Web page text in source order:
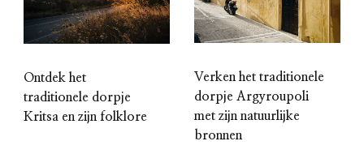
Ontdek het
traditionele dorpje
Kritsa en zijn folklore
Verken het traditionele
dorpje Argyroupoli
met zijn natuurlijke
bronnen